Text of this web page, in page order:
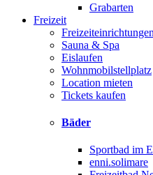
Grabarten
Freizeit
Freizeiteinrichtungen
Sauna & Spa
Eislaufen
Wohnmobilstellplatz
Location mieten
Tickets kaufen
Bäder
Sportbad im
enni.solimare